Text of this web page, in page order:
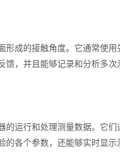
成的接触角度。它通常使用
，并且能够记录和分析多次
运行和处理测量数据。它们
各个参数，还能够实时显